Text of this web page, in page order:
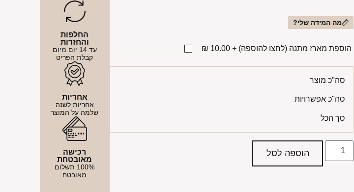
מה המידה שלי?
הוספת מארז מתנה (לחצו להוספה) +
10.00 ₪
סה"כ מוצר
סה"כ אפשרויות
סך הכל
הוספה לסל
החלפות
והחזרות
עד 14 יום מיום
קבלת הפריט
אחריות
אחריות לשנה
שלמה על המוצר
רכישה
מאובטחת
100% תשלום
מאובטח